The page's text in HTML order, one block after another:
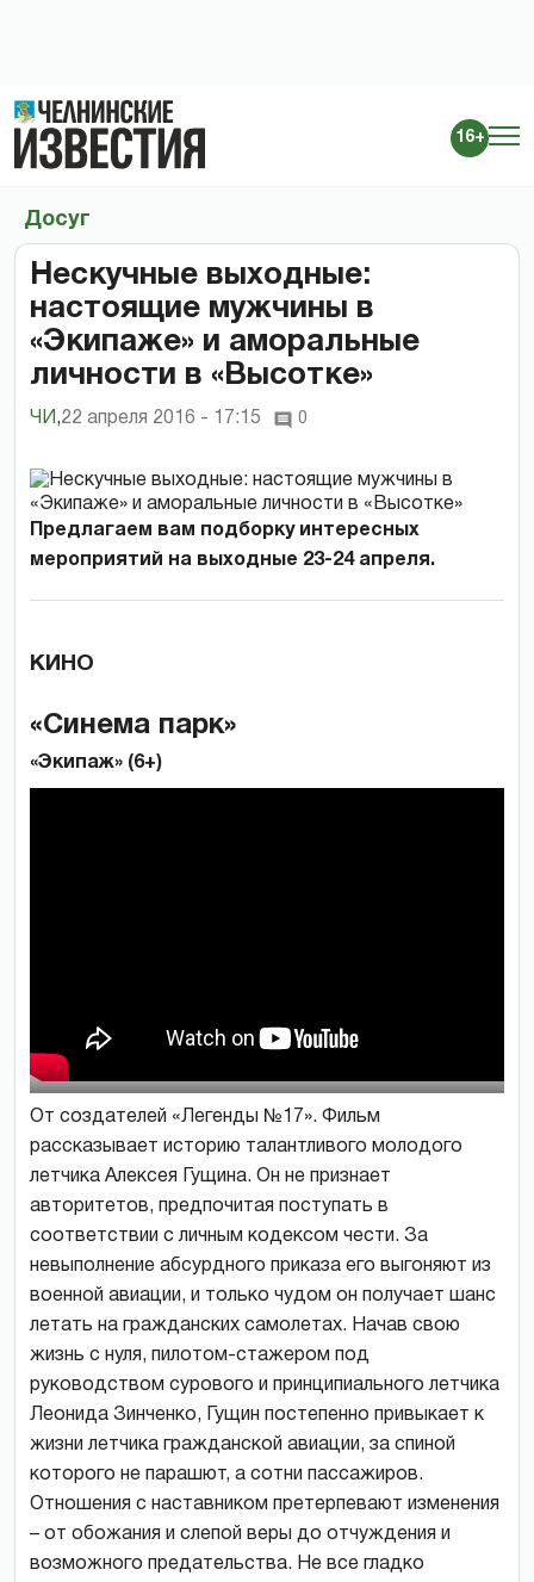
16+
Досуг
Нескучные выходные:
настоящие мужчины в
«Экипаже» и аморальные
личности в «Высотке»
ЧИ ,22 апреля 2016 - 17:15 0
Предлагаем вам подборку интересных
мероприятий на выходные 23-24 апреля.
КИНО
«Синема парк»
«Экипаж» (6+)
От создателей «Легенды №17». Фильм
рассказывает историю талантливого молодого
летчика Алексея Гущина. Он не признает
авторитетов, предпочитая поступать в
соответствии с личным кодексом чести. За
невыполнение абсурдного приказа его выгоняют из
военной авиации, и только чудом он получает шанс
летать на гражданских самолетах. Начав свою
жизнь с нуля, пилотом-стажером под
руководством сурового и принципиального летчика
Леонида Зинченко, Гущин постепенно привыкает к
жизни летчика гражданской авиации, за спиной
которого не парашют, а сотни пассажиров.
Отношения с наставником претерпевают изменения
– от обожания и слепой веры до отчуждения и
возможного предательства. Не все гладко